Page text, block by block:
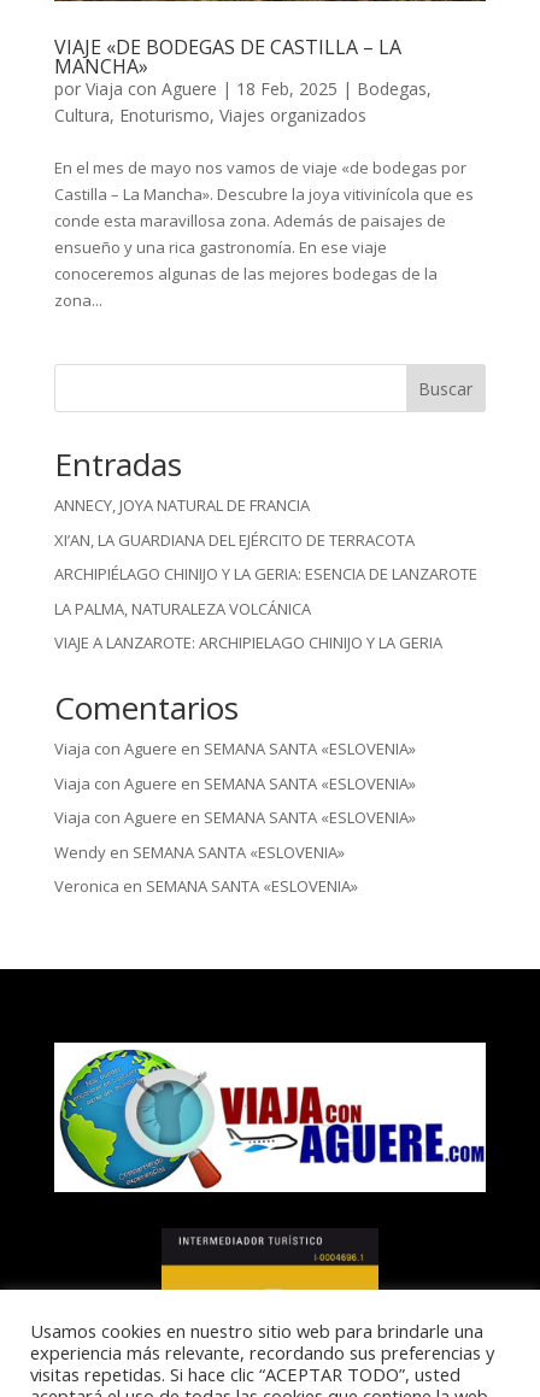
VIAJE «DE BODEGAS DE CASTILLA – LA
MANCHA»
por Viaja con Aguere | 18 Feb, 2025 | Bodegas,
Cultura, Enoturismo, Viajes organizados
En el mes de mayo nos vamos de viaje «de bodegas por
Castilla – La Mancha». Descubre la joya vitivinícola que es
conde esta maravillosa zona. Además de paisajes de
ensueño y una rica gastronomía. En ese viaje
conoceremos algunas de las mejores bodegas de la
zona...
Buscar
Entradas
ANNECY, JOYA NATURAL DE FRANCIA
XI’AN, LA GUARDIANA DEL EJÉRCITO DE TERRACOTA
ARCHIPIÉLAGO CHINIJO Y LA GERIA: ESENCIA DE LANZAROTE
LA PALMA, NATURALEZA VOLCÁNICA
VIAJE A LANZAROTE: ARCHIPIELAGO CHINIJO Y LA GERIA
Comentarios
Viaja con Aguere en SEMANA SANTA «ESLOVENIA»
Viaja con Aguere en SEMANA SANTA «ESLOVENIA»
Viaja con Aguere en SEMANA SANTA «ESLOVENIA»
Wendyen SEMANA SANTA «ESLOVENIA»
Veronica en SEMANA SANTA «ESLOVENIA»
Usamos cookies en nuestro sitio web para brindarle una
experiencia más relevante, recordando sus preferencias y
visitas repetidas. Si hace clic “ACEPTAR TODO”, usted